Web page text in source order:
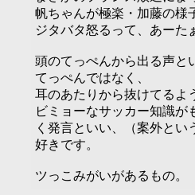
帆ちゃんが極楽・加藤の様
ジタバタ怒るって、あー
頭のてっぺんから出る声と
てっぺんではなく、
耳のあたりから抜けてるよ
ビミョーなサッカー知識が
く発言といい、（案外と
好きです。
ツっこみがいがあるもの。